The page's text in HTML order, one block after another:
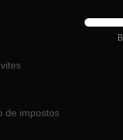
de impostos